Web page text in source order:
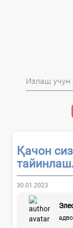
Қачон
30.01.2023